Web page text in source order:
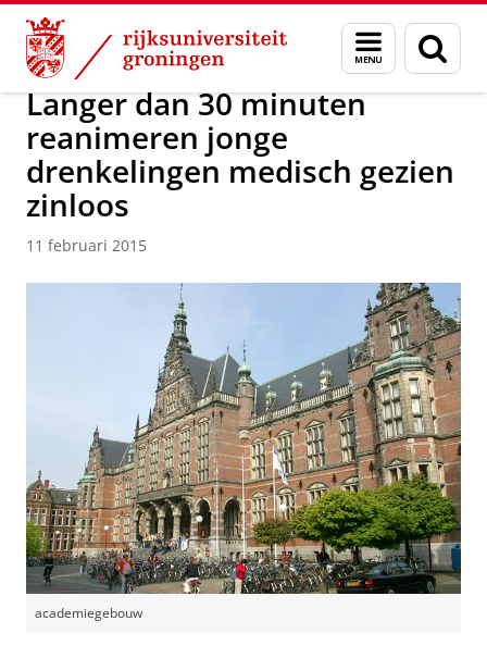
Skip
Content
Skip
Navigation
Menu
en
zoeken
Over ons Actueel Nieuws Nieuwsberichten
Langer dan 30 minuten
reanimeren jonge
drenkelingen medisch gezien
zinloos
11 februari 2015
academiegebouw